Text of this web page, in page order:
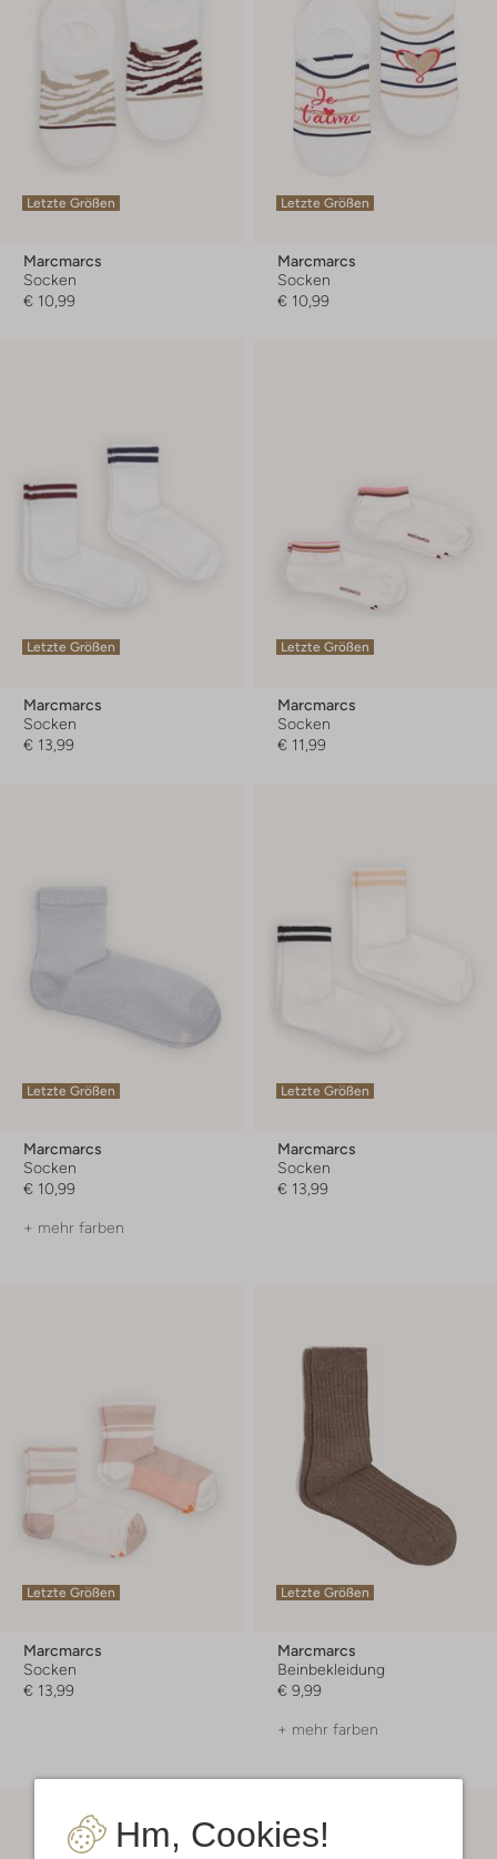
Hm, Cookies!
Letzte Größen
Marcmarcs
Socken
€ 10,99
Letzte Größen
Marcmarcs
Socken
€ 10,99
Letzte Größen
Marcmarcs
Socken
€ 13,99
Letzte Größen
Marcmarcs
Socken
€ 11,99
Letzte Größen
Marcmarcs
Socken
€ 10,99
+ mehr farben
Letzte Größen
Marcmarcs
Socken
€ 13,99
Letzte Größen
Marcmarcs
Socken
€ 13,99
Letzte Größen
Marcmarcs
Beinbekleidung
€ 9,99
+ mehr farben